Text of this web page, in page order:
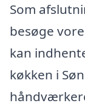
Som
besøge
kan
køkken i